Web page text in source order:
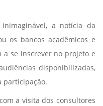
inimaginável, a notícia da
os bancos acadêmicos e
a se inscrever no projeto e
disponibilizadas,
participação.
a visita dos consultores